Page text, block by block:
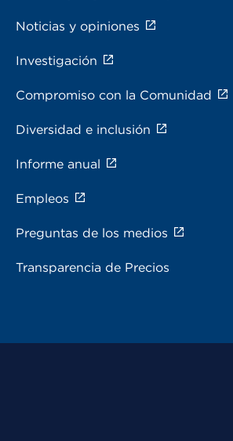
Noticias y opiniones
Investigación
Compromiso con la Comunidad
Diversidad e inclusión
Informe anual
Empleos
Preguntas de los medios
Transparencia de Precios